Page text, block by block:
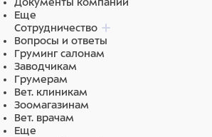
Еще
Сотрудничество
Вопросы и ответы
Груминг салонам
Заводчикам
Грумерам
Вет. клиникам
Зоомагазинам
Вет. врачам
Еще